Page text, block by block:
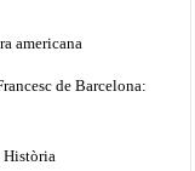
americana
de Barcelona:
Història